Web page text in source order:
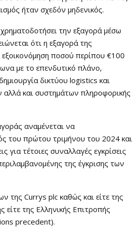
ήταν σχεδόν μηδενικός.
την εξαγορά μέσω
ότι η εξαγορά της
ποσού περίπου €100
με το επενδυτικό πλάνο,
δικτύου logistics και
και συστημάτων πληροφορικής
αναμένεται να
του πρώτου τριμήνου του 2024 και
για τέτοιες συναλλαγές εγκρίσεις
της έγκρισης των
της Currys plc καθώς και είτε της
είτε της Ελληνικής Επιτροπής
precedent).